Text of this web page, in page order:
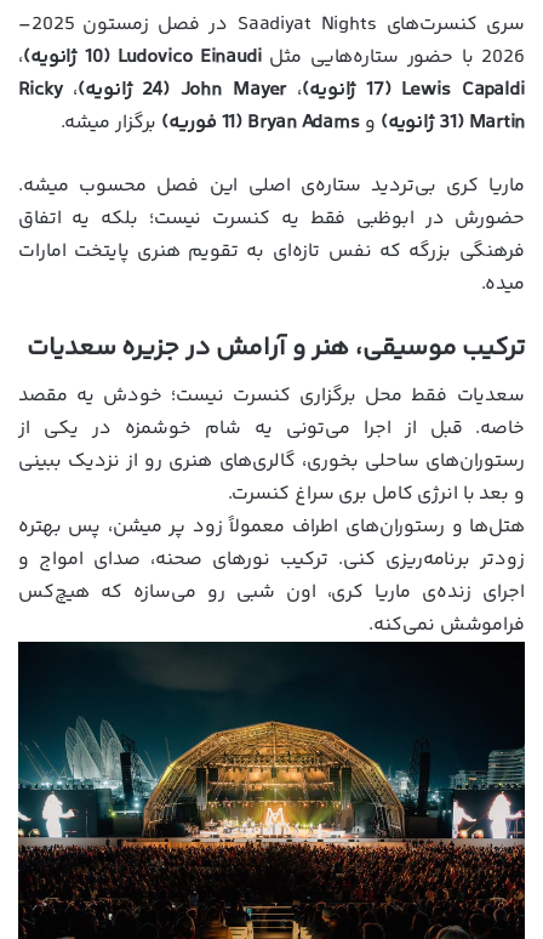
سری کنسرت‌های Saadiyat Nights در فصل زمستون 2025–
2026 با حضور ستاره‌هایی مثل
Ludovico Einaudi (10 ژانویه)
،
Lewis Capaldi (17 ژانویه)
،John Mayer (24 ژانویه) ،Ricky
Martin (31 ژانویه)
و Bryan Adams (11 فوریه) برگزار میشه.
ماریا کری بی‌تردید ستاره‌ی اصلی این فصل محسوب میشه.
حضورش در ابوظبی فقط یه کنسرت نیست؛ بلکه یه اتفاق
فرهنگی بزرگه که نفس تازه‌ای به تقویم هنری پایتخت امارات
میده.
ترکیب موسیقی، هنر و آرامش در جزیره سعدیات
سعدیات فقط محل برگزاری کنسرت نیست؛ خودش یه مقصد
خاصه. قبل از اجرا می‌تونی یه شام خوشمزه در یکی از
رستوران‌های ساحلی بخوری، گالری‌های هنری رو از نزدیک ببینی
و بعد با انرژی کامل بری سراغ کنسرت.
هتل‌ها و رستوران‌های اطراف معمولاً زود پر میشن، پس بهتره
زودتر برنامه‌ریزی کنی. ترکیب نورهای صحنه، صدای امواج و
اجرای زنده‌ی ماریا کری، اون شبی رو می‌سازه که هیچ‌کس
فراموشش نمی‌کنه.